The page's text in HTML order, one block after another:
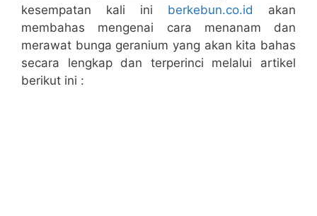
kesempatan kali ini berkebun.co.id akan
membahas mengenai cara menanam dan
merawat bunga geranium yang akan kita bahas
secara lengkap dan terperinci melalui artikel
berikut ini :